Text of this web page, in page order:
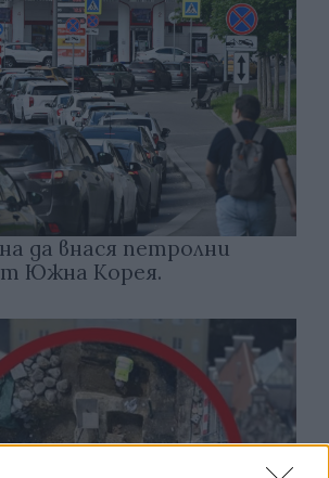
да внася петролни
Южна Корея.